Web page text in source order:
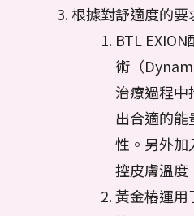
根據對舒適度的要
BTL
術（
治療過程中
出合適的能
性。另外加
控皮膚溫度
黃金樁運用